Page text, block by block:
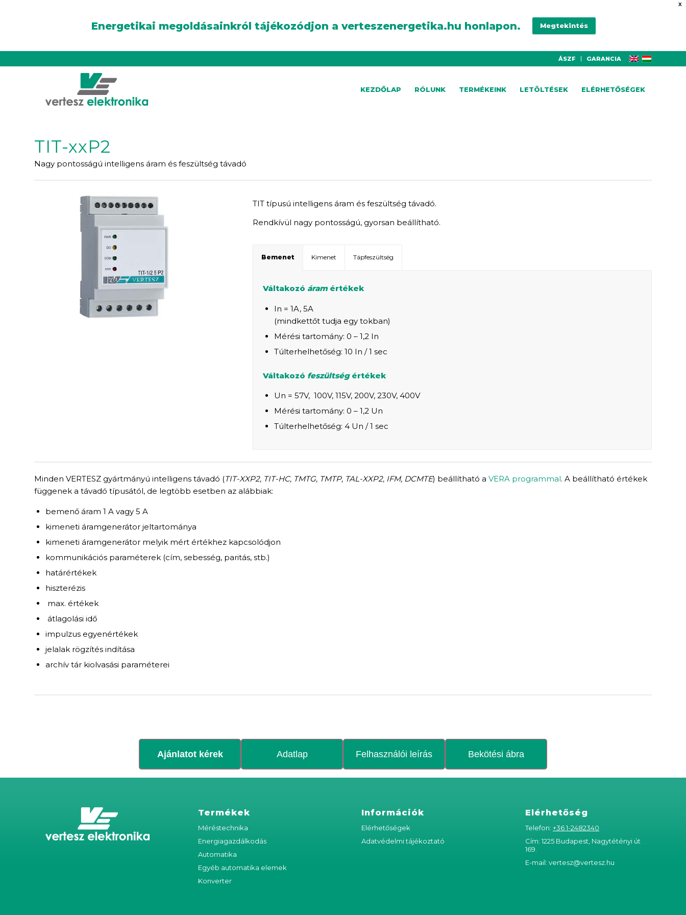
X
Energetikai megoldásainkról tájékozódjon a verteszenergetika.hu honlapon. Megtekintés
ÁSZF GARANCIA
KEZDŐLAP RÓLUNK TERMÉKEINK LETÖLTÉSEK ELÉRHETŐSÉGEK
TIT-xxP2
Nagy pontosságú intelligens áram és feszültség távadó
TIT típusú intelligens áram és feszültség távadó.
Rendkívül nagy pontosságú, gyorsan beállítható.
Bemenet Kimenet Tápfeszültség
Váltakozó áramértékek
In = 1A, 5A
(mindkettőt tudja egy tokban)
Mérési tartomány: 0 – 1,2 In
Túlterhelhetőség: 10 In / 1 sec
Váltakozó feszültségértékek
Un = 57V, 100V, 115V, 200V, 230V, 400V
Mérési tartomány: 0 – 1,2 Un
Túlterhelhetőség: 4 Un / 1 sec
Minden VERTESZ gyártmányú intelligens távadó (TIT-XXP2, TIT-HC, TMTG, TMTP, TAL-XXP2, IFM, DCMTE) beállítható a VERA programmal. A beállítható értékek
függenek a távadó típusától, de legtöbb esetben az alábbiak:
bemenő áram 1 A vagy 5 A
kimeneti áramgenerátor jeltartománya
kimeneti áramgenerátor melyik mért értékhez kapcsolódjon
kommunikációs paraméterek (cím, sebesség, paritás, stb.)
határértékek
hiszterézis
max. értékek
átlagolási idő
impulzus egyenértékek
jelalak rögzítés indítása
archív tár kiolvasási paraméterei
Ajánlatot kérek Adatlap Felhasználói leírás Bekötési ábra
Termékek
Méréstechnika
Energiagazdálkodás
Automatika
Egyéb automatika elemek
Konverter
Információk
Elérhetőségek
Adatvédelmi tájékoztató
Elérhetőség
Telefon: +36 1-2482340
Cím: 1225 Budapest, Nagytétényi út
169.
E-mail: vertesz@vertesz.hu